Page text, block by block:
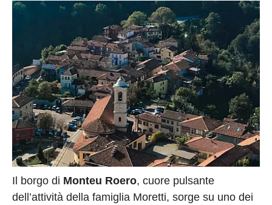
Il borgo di Monteu Roero, cuore pulsante
dell’attività della famiglia Moretti, sorge su uno dei